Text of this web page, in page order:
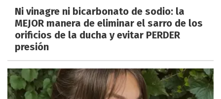
Ni vinagre ni bicarbonato de sodio: la
MEJOR manera de eliminar el sarro de los
orificios de la ducha y evitar PERDER
presión